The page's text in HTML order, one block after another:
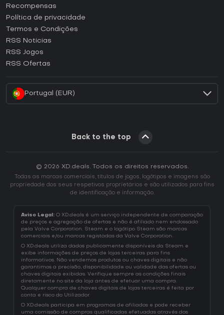
Como ativar uma CD Key Steam?
Como ativar uma CD Key Epic Games?
Como ativar uma CD Key GOG?
Como ativar uma CD Key Ubisoft Connect?
Recompensas
Política de privacidade
Termos e Condições
RSS Noticias
RSS Jogos
RSS Ofertas
Portugal (EUR)
Back to the top
© 2026 XD.deals. Todos os direitos reservados.
Todas as marcas comerciais, títulos de jogos, logótipos e imagens são
propriedade dos seus respetivos proprietários e são utilizados para fins
de identificação e informação.
Aviso Legal: O XD.deals é um serviço independente de comparação
de preços e agregação de ofertas e não é afiliado nem endossado
pela Valve Corporation. Steam e o logótipo Steam são marcas
comerciais e/ou marcas registadas da Valve Corporation.
O XD.deals utiliza dados publicamente disponíveis da Steam e
exibe informações de preços de lojas terceiras para fins
informativos. Não vendemos produtos ou chaves digitais e não
garantimos a precisão, disponibilidade ou validade das ofertas ou
chaves digitais exibidas. Verifique sempre as condições finais
diretamente no site da loja antes de efetuar uma compra.
Qualquer compra de chaves digitais de lojas terceiras é feita por
conta e risco do Utilizador.
O XD.deals participa em programas de afiliados e pode receber
uma comissão de compras qualificadas efetuadas através dos